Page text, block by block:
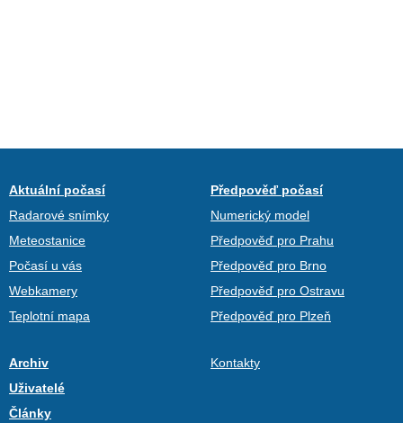
Aktuální počasí
Radarové snímky
Meteostanice
Počasí u vás
Webkamery
Teplotní mapa
Předpověď počasí
Numerický model
Předpověď pro Prahu
Předpověď pro Brno
Předpověď pro Ostravu
Předpověď pro Plzeň
Archiv
Uživatelé
Články
Kontakty